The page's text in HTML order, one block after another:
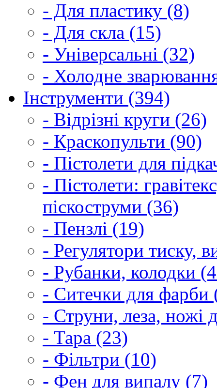
- Для пластику (8)
- Для скла (15)
- Універсальні (32)
- Холодне
Інструменти (394)
- Відрізні круги (26)
- Краскопульти (90)
- Пістолети для
- Пістолети:
піскоструми (36)
- Пензлі (19)
- Регулятори тиску,
- Рубанки, колодки
- Ситечки для фарби
- Струни, леза, ножі
- Тара (23)
- Фільтри (10)
- Фен для випалу (7)